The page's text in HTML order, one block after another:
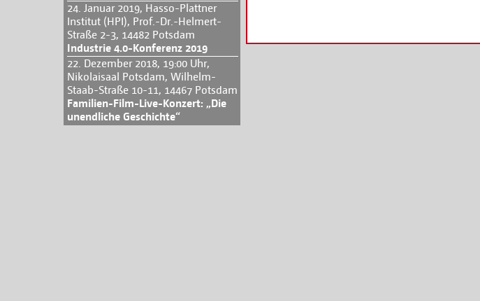
24. Januar 2019, Hasso-Plattner
Institut (HPI), Prof.-Dr.-Helmert-
Straße 2-3, 14482 Potsdam
Industrie 4.0-Konferenz 2019
22. Dezember 2018, 19:00 Uhr,
Nikolaisaal Potsdam, Wilhelm-
Staab-Straße 10-11, 14467 Potsdam
Familien-Film-Live-Konzert: „Die
unendliche Geschichte“